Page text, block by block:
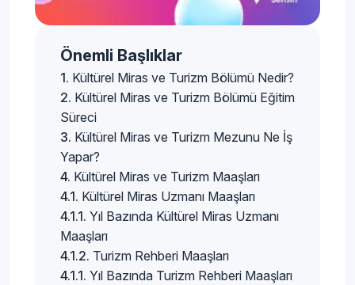
Önemli Başlıklar
Kültürel Miras ve Turizm Bölümü Nedir?
Kültürel Miras ve Turizm Bölümü Eğitim
Süreci
Kültürel Miras ve Turizm Mezunu Ne İş
Yapar?
Kültürel Miras ve Turizm Maaşları
Kültürel Miras Uzmanı Maaşları
Yıl Bazında Kültürel Miras Uzmanı
Maaşları
Turizm Rehberi Maaşları
Yıl Bazında Turizm Rehberi Maaşları